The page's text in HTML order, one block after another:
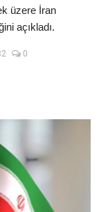
üzere İran
açıkladı.
0